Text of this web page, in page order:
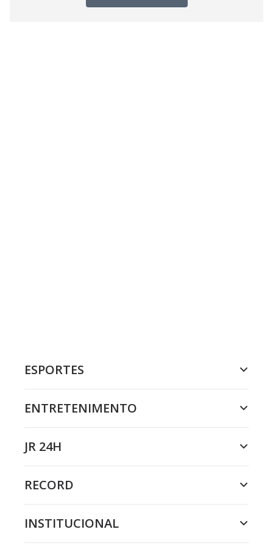
ESPORTES
ENTRETENIMENTO
JR 24H
RECORD
INSTITUCIONAL